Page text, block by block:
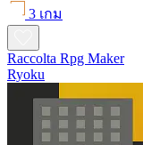
3 เกม
Raccolta Rpg Maker
Ryoku